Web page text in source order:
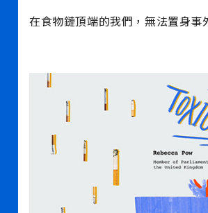
在食物鏈頂端的我們，無法置身事